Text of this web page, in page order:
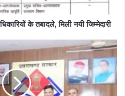
के तबादले, मिली नयी जिम्मेदारी